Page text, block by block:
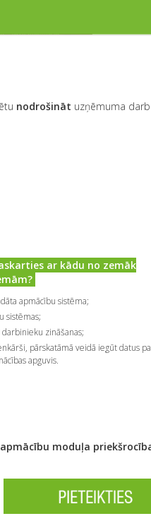
nodrošināt uzņēmuma
ar kādu no zemāk
apmācību sistēma;
sistēmas;
zināšanas;
pārskatāmā veidā iegūt datus
apguvis.
moduļa